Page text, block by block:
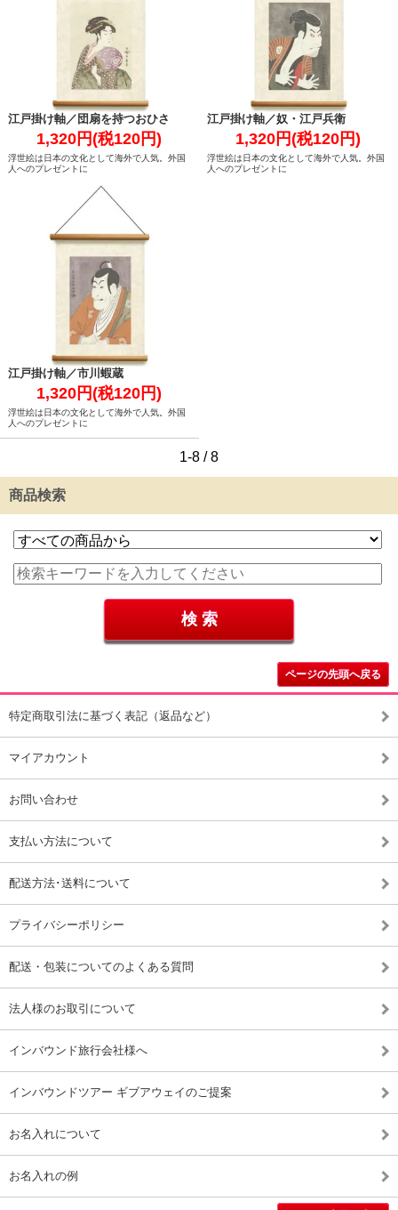
江戸掛け軸／団扇を持つおひさ
1,320円(税120円)
浮世絵は日本の文化として海外で人気。外国
人へのプレゼントに
江戸掛け軸／奴・江戸兵衛
1,320円(税120円)
浮世絵は日本の文化として海外で人気。外国
人へのプレゼントに
江戸掛け軸／市川蝦蔵
1,320円(税120円)
浮世絵は日本の文化として海外で人気。外国
人へのプレゼントに
1-8 / 8
商品検索
ページの先頭へ戻る
特定商取引法に基づく表記（返品など）
マイアカウント
お問い合わせ
支払い方法について
配送方法･送料について
プライバシーポリシー
配送・包装についてのよくある質問
法人様のお取引について
インバウンド旅行会社様へ
インバウンドツアー ギブアウェイのご提案
お名入れについて
お名入れの例